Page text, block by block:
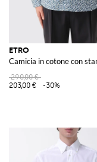
ETRO
Camicia in cotone con
290,00 €
203,00 €
-30%